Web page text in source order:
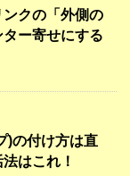
クの「外側の
ー寄せにする
)の付け方は直
はこれ！